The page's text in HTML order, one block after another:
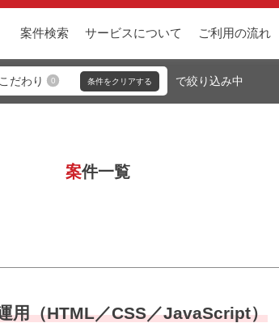
案件検索 サービスについて ご利用の流れ
こだわり 0
案件一覧
用（HTML／CSS／JavaScript）